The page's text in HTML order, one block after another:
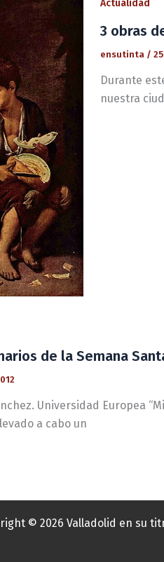
Actualidad
3 obras
ensutinta /
Durante
nuestra
de la Semana
Universidad Europea
a cabo un
© 2026 Valladolid en su